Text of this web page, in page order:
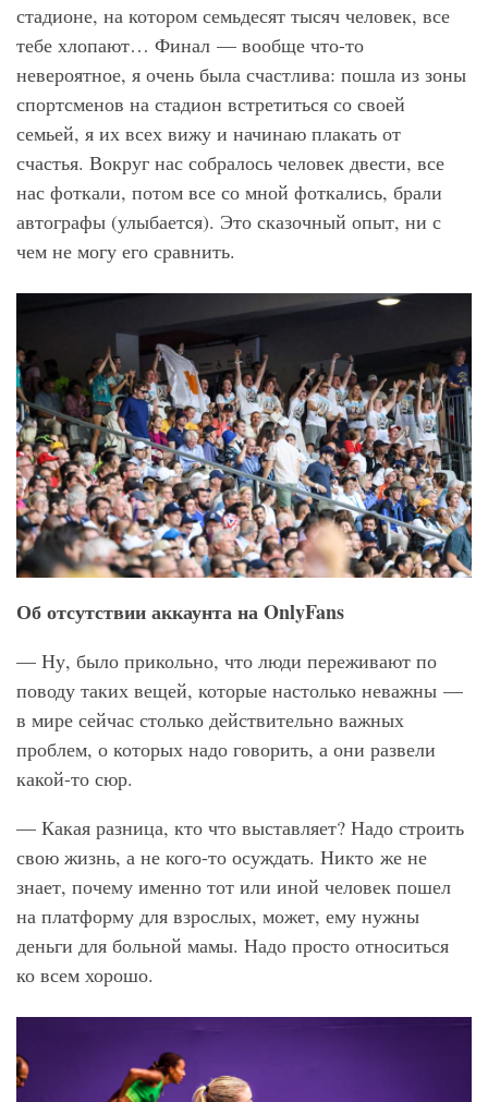
стадионе, на котором семьдесят тысяч человек, все
тебе хлопают… Финал — вообще что-то
невероятное, я очень была счастлива: пошла из зоны
спортсменов на стадион встретиться со своей
семьей, я их всех вижу и начинаю плакать от
счастья. Вокруг нас собралось человек двести, все
нас фоткали, потом все со мной фоткались, брали
автографы (улыбается). Это сказочный опыт, ни с
чем не могу его сравнить.
Об отсутствии аккаунта на OnlyFans
— Ну, было прикольно, что люди переживают по
поводу таких вещей, которые настолько неважны —
в мире сейчас столько действительно важных
проблем, о которых надо говорить, а они развели
какой-то сюр.
— Какая разница, кто что выставляет? Надо строить
свою жизнь, а не кого-то осуждать. Никто же не
знает, почему именно тот или иной человек пошел
на платформу для взрослых, может, ему нужны
деньги для больной мамы. Надо просто относиться
ко всем хорошо.